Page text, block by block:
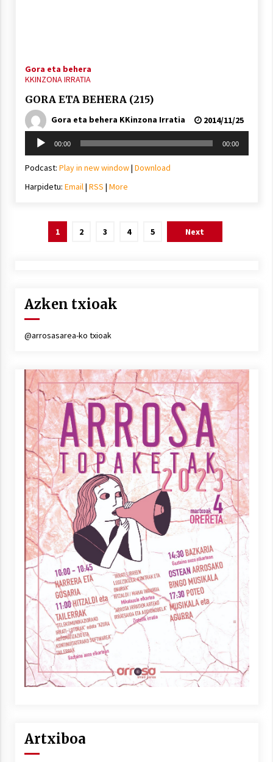
Gora eta behera
KKINZONA IRRATIA
GORA ETA BEHERA (215)
Gora eta behera KKinzona Irratia
2014/11/25
Soinu
erreproduzigailua
00:00 00:00
Podcast: Play in new window| Download
Harpidetu: Email| RSS | More
1 2 3 4 5 Next
Azken txioak
@arrosasarea-ko txioak
Artxiboa